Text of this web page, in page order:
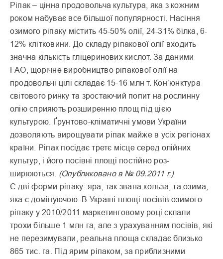
Ріпак – цінна продо­вольча культура, яка з кожним
роком набуває все більшої популярності. Насіння
ози­мого ріпаку містить 45-50% олії, 24-31% білка, 6-
12% клітковини. До складу ріпакової олії входить
значна кількість гліцеринових кис­лот. За даними
FAO, щорічне виробництво ріпакової олії на
продовольчі цілі складає 15-16 млн т. Кон’юнктура
світового ринку та зростаю­чий попит на рослинну
олію сприяють розширенню площ під цією
культурою. Ґрунтово-кліматичні умови України
дозволяють вирощу­вати ріпак майже в усіх регіонах
країни. Ріпак посідає третє місце серед олійних
культур, і його посівні площі постійно роз­
ширюються. (Опубликовано в № 09.2011 г.)
Є дві форми ріпаку: яра, так звана кольза, та озима,
яка є домінуючою. В Україні площі посівів ози­мого
ріпаку у 2010/2011 мар­кетинговому році склали
трохи більше 1 млн га, але з урахуванням посівів, які
не перезимували, реальна площа складає близько
865 тис. га. Під ярим ріпаком, за приблизними